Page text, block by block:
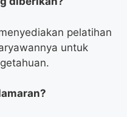
pelatihan
untuk